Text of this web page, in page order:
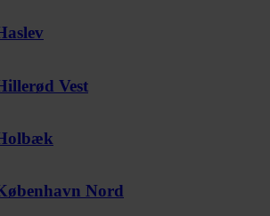
Vest
Nord